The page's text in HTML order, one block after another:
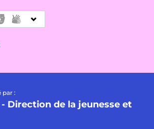
par :
Direction de la jeunesse et